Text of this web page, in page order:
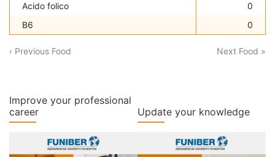
Acido folico
0
B6
0
‹ Previous Food Next Food »
Improve your professional
career
Update your knowledge